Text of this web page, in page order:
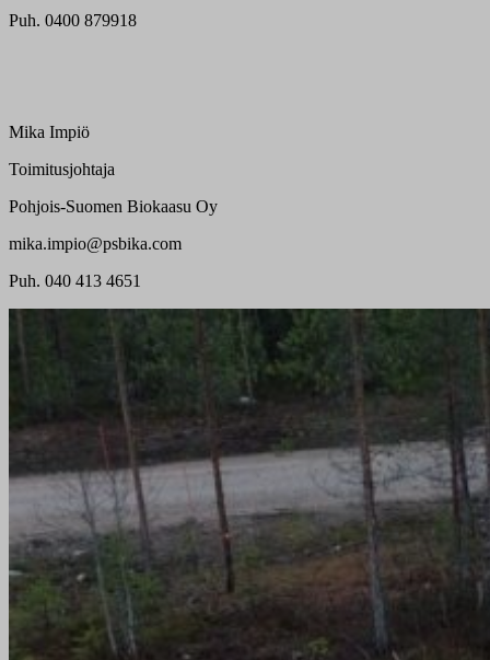
Puh. 0400 879918
Mika Impiö
Toimitusjohtaja
Pohjois-Suomen Biokaasu Oy
mika.impio@psbika.com
Puh. 040 413 4651